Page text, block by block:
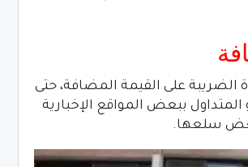
الضريبة على القيمة المضافة، حتى
ببعض المواقع الإخبارية
بعض سلعها.